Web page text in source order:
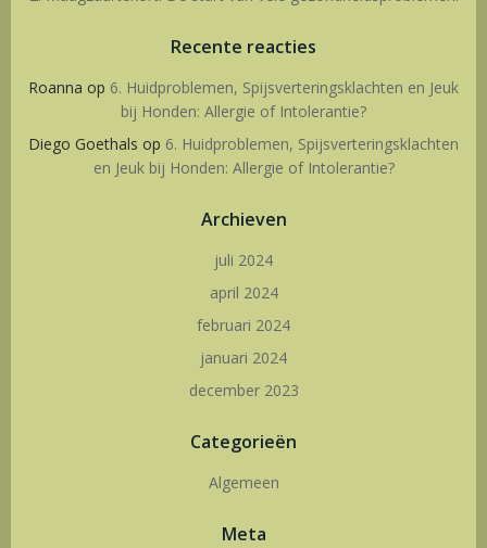
Recente reacties
Roanna op 6. Huidproblemen, Spijsverteringsklachten en Jeuk
bij Honden: Allergie of Intolerantie?
Diego Goethals op 6. Huidproblemen, Spijsverteringsklachten
en Jeuk bij Honden: Allergie of Intolerantie?
Archieven
juli 2024
april 2024
februari 2024
januari 2024
december 2023
Categorieën
Algemeen
Meta